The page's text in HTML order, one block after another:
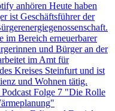
anhören Heute haben
ist Geschäftsführer der
im Bereich erneuerbarer
und Bürger an der
im Amt für
Kreises Steinfurt und ist
und Wohnen tätig.
Folge 7 "Die Rolle